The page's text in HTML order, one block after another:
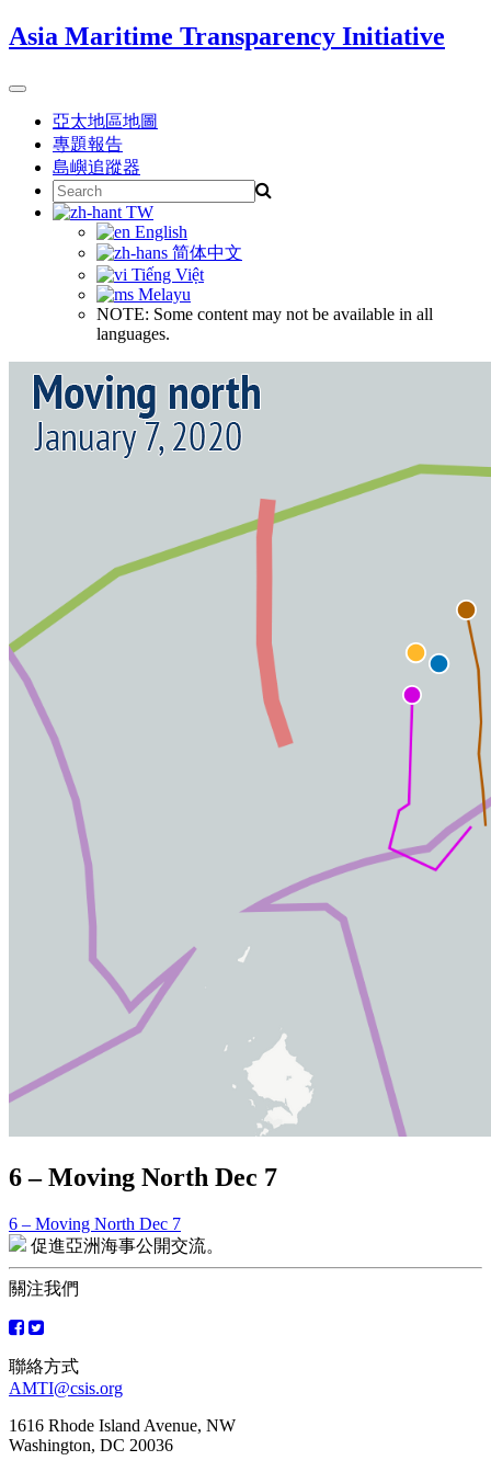
Skip
to
Asia Maritime Transparency Initiative
Toggle
navigation亞太地區地圖
專題報告
島嶼追蹤器
Search
for:
TW
English
简体中文
Tiếng Việt
Melayu
NOTE: Some content may not be available in all
languages.
6 – Moving North Dec 7
文
章
導
覽
6 – Moving North Dec 7
促進亞洲海事公開交流。
關注我們
聯絡方式
AMTI@csis.org
1616 Rhode Island Avenue, NW
Washington, DC 20036